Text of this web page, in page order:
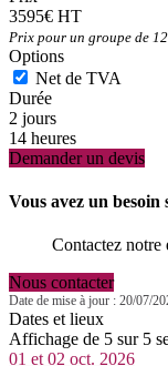
3595€ HT
Prix pour un groupe de
Options
Net de TVA
Durée
2 jours
14 heures
Demander un devis
Vous avez un besoin
Contactez notre
Nous contacter
Date de mise à jour : 20/07/
Dates et lieux
Affichage de 5 sur 5
01 et 02 oct. 2026